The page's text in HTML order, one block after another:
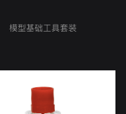
模型基础工具套装